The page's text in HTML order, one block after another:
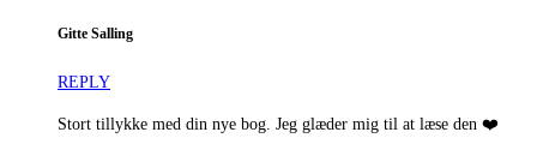
Gitte Salling
REPLY
Stort tillykke med din nye bog. Jeg glæder mig til at læse den ❤️